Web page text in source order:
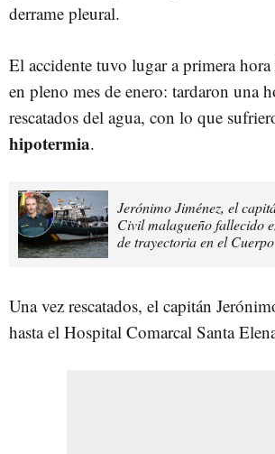
derrame pleural.
El accidente tuvo lugar a primera hora
en pleno mes de enero: tardaron una
rescatados del agua, con lo que
hipotermia.
Jerónimo Jiménez, el
Civil malagueño fallecido
de trayectoria en el Cuerpo
Una vez rescatados, el capitán
hasta el Hospital Comarcal Santa